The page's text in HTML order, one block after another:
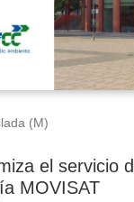
(M)
el servicio
MOVISAT